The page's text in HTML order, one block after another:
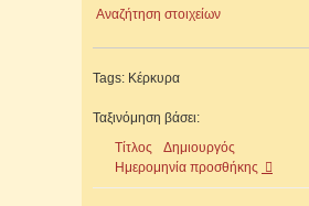
Αναζήτηση στοιχείων
Tags: Κέρκυρα
Ταξινόμηση βάσει:
Τίτλος
Δημιουργός
Ημερομηνία προσθήκης